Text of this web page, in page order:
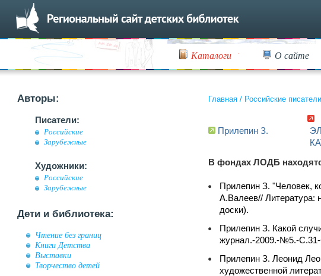
Каталоги О сайте
Авторы:
Писатели:
Российские
Зарубежные
Художники:
Российские
Зарубежные
Дети и библиотека:
Чтение без границ
Книги Детства
Выставки
Творчество детей
Главная / Российские писатели
Прилепин З.
В фондах ЛОДБ
Прилепин З. "Человек,
А.Валеев// Литература:
доски).
Прилепин З. Какой
журнал.-2009.-№5.-С.31-
Прилепин З. Леонид
художественной